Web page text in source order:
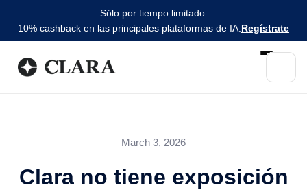
Sólo por tiempo limitado:
10% cashback en las principales plataformas de IA. Regístrate
March 3, 2026
Clara no tiene exposición